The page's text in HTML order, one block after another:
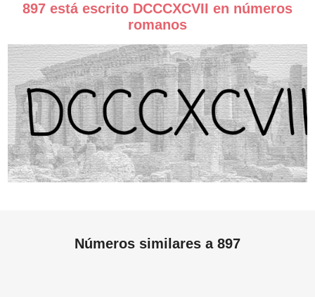
897 está escrito DCCCXCVII en números
romanos
Números similares a 897